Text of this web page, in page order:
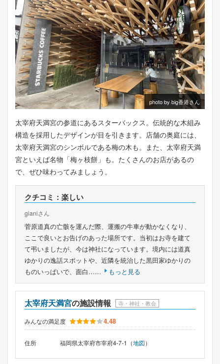
photo by big香港さん
太宰府天満宮の参道にあるスターバックス。伝統的な木組み
構造を採用したデザインが目を引きます。店舗の奥庭には、
太宰府天満宮のシンボルである梅の木も。また、太宰府天満
宮といえば名物「梅ヶ枝餅」も。たくさんのお店があるの
で、ぜひ味わってみましょう。
クチコミ：楽しい
gianiさん
菅原道真の亡骸を運んだ際、運搬の牛車が動かなくなり、
ここで良いとお告げのあった場所です。当初はお寺を建て
て弔いましたが、今は神社になっています。境内には道真
ゆかりの逸話スポットや、近隣を統治した黒田家ゆかりの
ものいっぱいで、面白……
もっと見る
太宰府天満宮の施設情報 寺・神社・教会
みんなの満足度 4.48
住所 福岡県太宰府市宰府4-7-1（地図）